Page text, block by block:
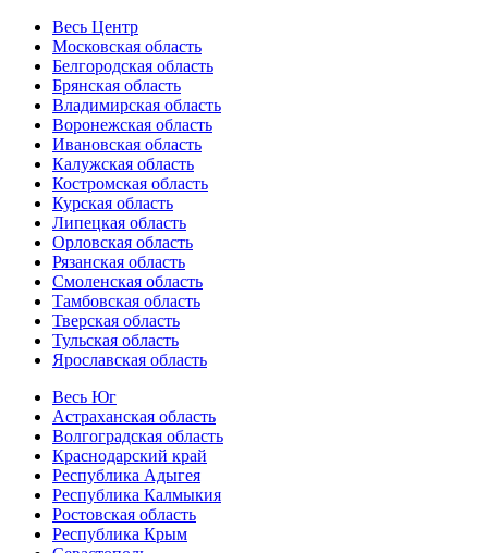
Весь Центр
Московская область
Белгородская область
Брянская область
Владимирская область
Воронежская область
Ивановская область
Калужская область
Костромская область
Курская область
Липецкая область
Орловская область
Рязанская область
Смоленская область
Тамбовская область
Тверская область
Тульская область
Ярославская область
Весь Юг
Астраханская область
Волгоградская область
Краснодарский край
Республика Адыгея
Республика Калмыкия
Ростовская область
Республика Крым